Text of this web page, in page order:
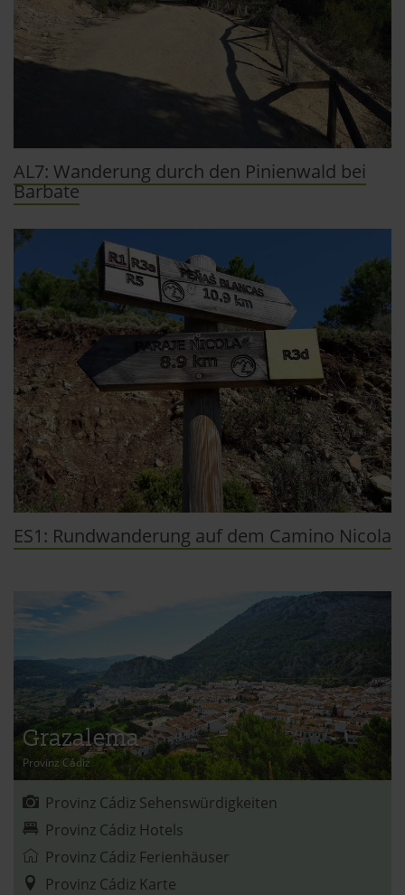
»Cookies«, »Marketing« und »Statistik«) erhältst du in
der Datenschutzerklärung.
Datenschutzerklärung Impressum
AL7: Wanderung durch den Pinienwald bei
Barbate
ES1: Rundwanderung auf dem Camino Nicola
Grazalema
Provinz Cádiz
Provinz Cádiz Sehenswürdigkeiten
Provinz Cádiz Hotels
Provinz Cádiz Ferienhäuser
Provinz Cádiz Karte